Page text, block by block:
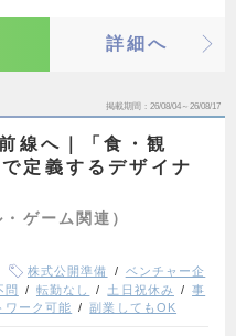
詳細へ
掲載期間 26/08/04～26/08/17
線へ｜「食・観
定義するデザイナ
ゲーム関連）
株式公開準備
ベンチャー企
問 転勤なし 土日祝休み
事
ワーク可能 副業してもOK